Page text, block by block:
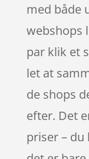
med både
webshops
par klik et
let at
de shops
efter. Det
priser –